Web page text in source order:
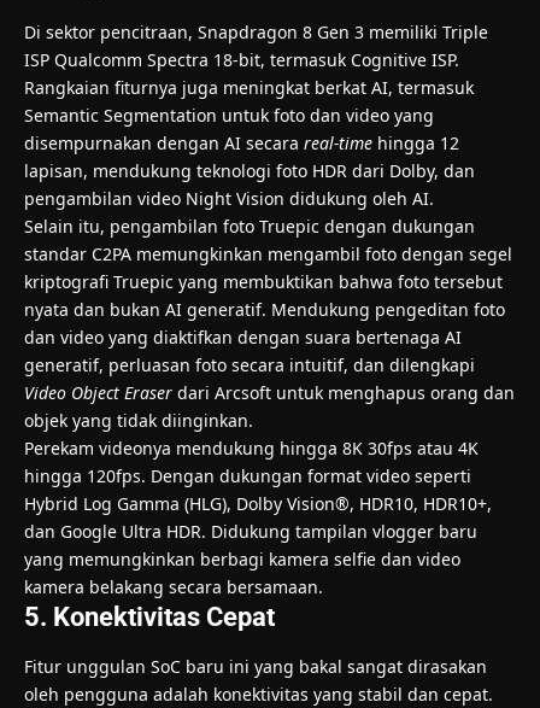
Di sektor pencitraan, Snapdragon 8 Gen 3 memiliki Triple
ISP Qualcomm Spectra 18-bit, termasuk Cognitive ISP.
Rangkaian fiturnya juga meningkat berkat AI, termasuk
Semantic Segmentation untuk foto dan video yang
disempurnakan dengan AI secara real-time hingga 12
lapisan, mendukung teknologi foto HDR dari Dolby, dan
pengambilan video Night Vision didukung oleh AI.
Selain itu, pengambilan foto Truepic dengan dukungan
standar C2PA memungkinkan mengambil foto dengan segel
kriptografi Truepic yang membuktikan bahwa foto tersebut
nyata dan bukan AI generatif. Mendukung pengeditan foto
dan video yang diaktifkan dengan suara bertenaga AI
generatif, perluasan foto secara intuitif, dan dilengkapi
Video Object Eraser dari Arcsoft untuk menghapus orang dan
objek yang tidak diinginkan.
Perekam videonya mendukung hingga 8K 30fps atau 4K
hingga 120fps. Dengan dukungan format video seperti
Hybrid Log Gamma (HLG), Dolby Vision®, HDR10, HDR10+,
dan Google Ultra HDR. Didukung tampilan vlogger baru
yang memungkinkan berbagi kamera selfie dan video
kamera belakang secara bersamaan.
5. Konektivitas Cepat
Fitur unggulan SoC baru ini yang bakal sangat dirasakan
oleh pengguna adalah konektivitas yang stabil dan cepat.